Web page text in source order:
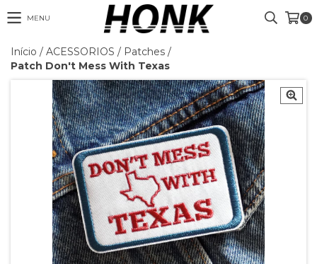
MENU 0
Início / ACESSORIOS / Patches /
Patch Don't Mess With Texas